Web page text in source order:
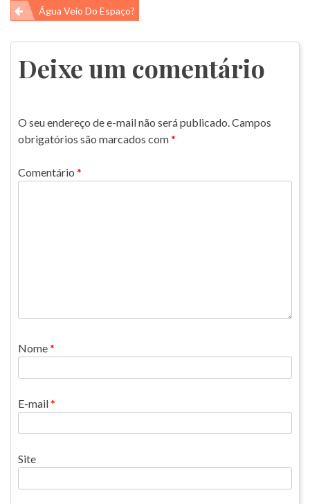
Navegação
de
Post
Água Veio Do Espaço?
Deixe um comentário
O seu endereço de e-mail não será publicado.Campos
obrigatórios são marcados com*
Comentário *
Nome*
E-mail*
Site